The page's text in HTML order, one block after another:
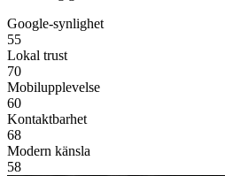
Google-synlighet
55
Lokal trust
70
Mobilupplevelse
60
Kontaktbarhet
68
Modern känsla
58